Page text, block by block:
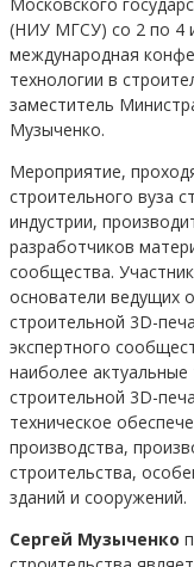
(НИУ МГСУ) со 2 по 4
международная
технологии в
заместитель
Музыченко.
Мероприятие,
строительного вуза
индустрии,
разработчиков
сообщества.
основатели ведущих
строительной 3D-
экспертного
наиболее актуальные
строительной 3D-
техническое
производства,
строительства,
зданий и сооружений.
Сергей Музыченко